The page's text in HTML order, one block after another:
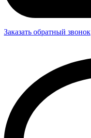
Заказать обратный звонок